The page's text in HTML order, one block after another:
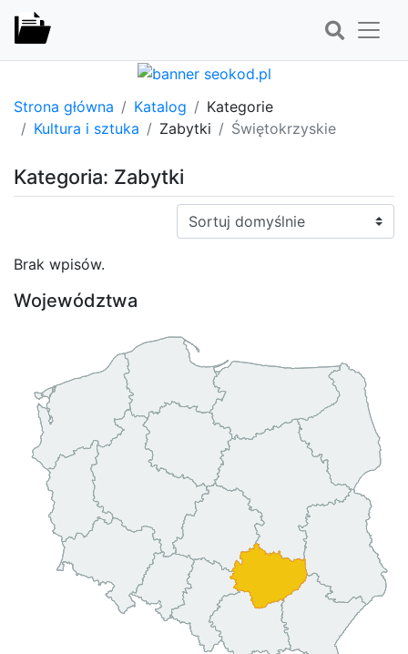
Strona główna Katalog
Kategorie
Kultura i sztuka
Zabytki Świętokrzyskie
Kategoria: Zabytki
Sortuj:
Brak wpisów.
Województwa